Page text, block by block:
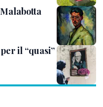
il “quasi”